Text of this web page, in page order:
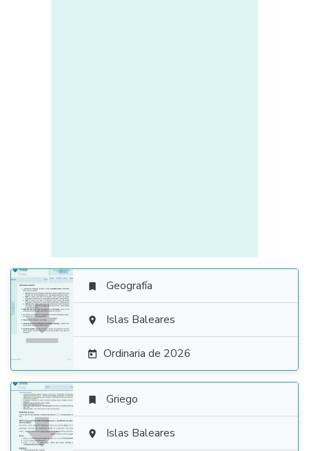

 Geografía
 Islas Baleares
 Ordinaria de 2026

 Griego
 Islas Baleares